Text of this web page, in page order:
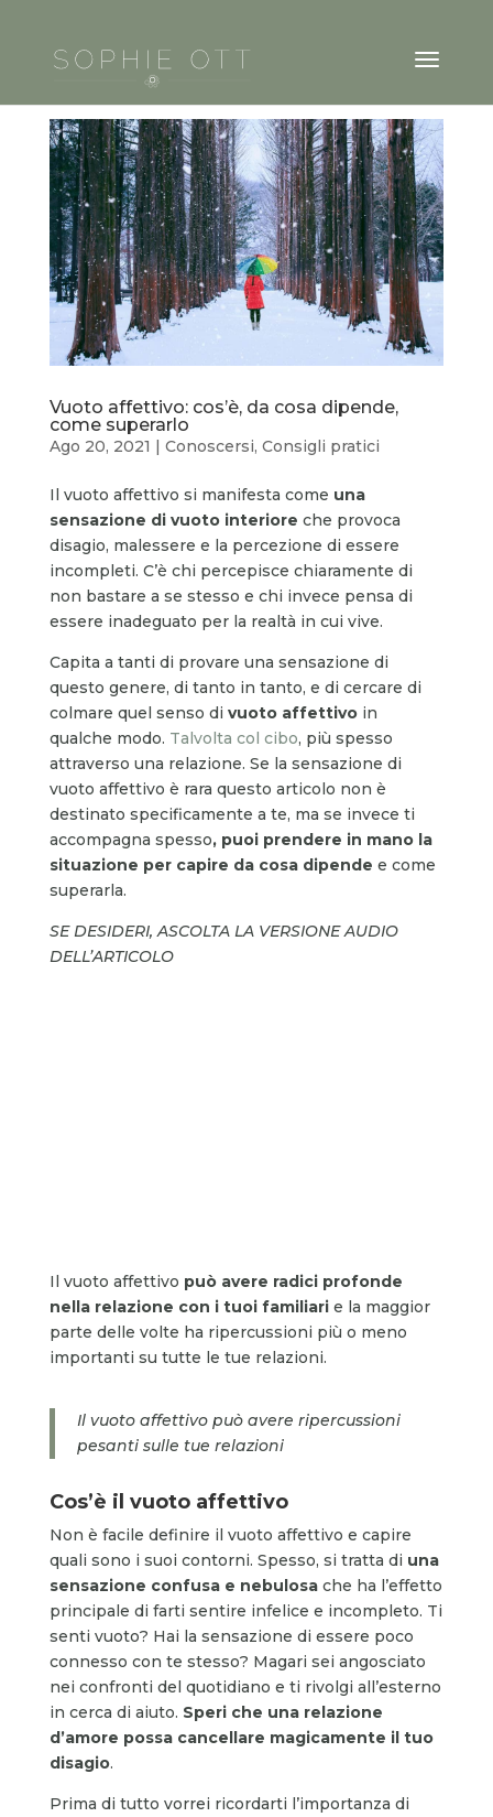
Vuoto affettivo: cos’è, da cosa dipende,
come superarlo
Ago 20, 2021 | Conoscersi, Consigli pratici
Il vuoto affettivo si manifesta come una
sensazione di vuoto interiore che provoca
disagio, malessere e la percezione di essere
incompleti. C’è chi percepisce chiaramente di
non bastare a se stesso e chi invece pensa di
essere inadeguato per la realtà in cui vive.
Capita a tanti di provare una sensazione di
questo genere, di tanto in tanto, e di cercare di
colmare quel senso di vuoto affettivoin
qualche modo. Talvolta col cibo, più spesso
attraverso una relazione. Se la sensazione di
vuoto affettivo è rara questo articolo non è
destinato specificamente a te, ma se invece ti
accompagna spesso, puoiprendere in mano la
situazione per capire da cosa dipende e come
superarla.
SE DESIDERI, ASCOLTA LA VERSIONE AUDIO
DELL’ARTICOLO
Il vuoto affettivo può avere radici profonde
nella relazione con i tuoi familiarie la maggior
parte delle volte ha ripercussioni più o meno
importanti su tutte le tue relazioni.
Il vuoto affettivo può avere ripercussioni
pesanti sulle tue relazioni
Cos’è il vuoto affettivo
Non è facile definire il vuoto affettivo e capire
quali sono i suoi contorni. Spesso, si tratta di una
sensazione confusa e nebulosache ha l’effetto
principale di farti sentire infelice e incompleto. Ti
senti vuoto? Hai la sensazione di essere poco
connesso con te stesso? Magari sei angosciato
nei confronti del quotidiano e ti rivolgi all’esterno
in cerca di aiuto. Speri che una relazione
d’amore possa cancellare magicamente il tuo
disagio.
Prima di tutto vorrei ricordarti l’importanza di